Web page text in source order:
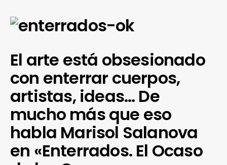
El arte está obsesionado
con enterrar cuerpos,
artistas, ideas… De
mucho más que eso
habla Marisol Salanova
en «Enterrados. El Ocaso